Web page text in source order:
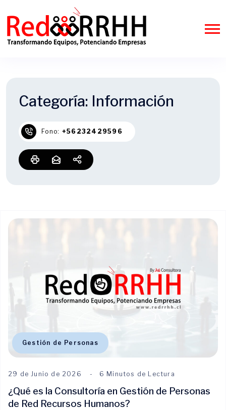
Categoría: Información
Fono: +56232429596
Gestión de Personas
29 de Junio de 2026 6 Minutos de Lectura
¿Qué es la Consultoría en Gestión de Personas
de Red Recursos Humanos?